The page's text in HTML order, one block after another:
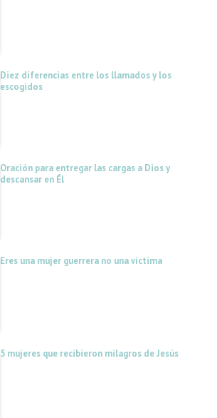
Diez diferencias entre los llamados y los
escogidos
Oración para entregar las cargas a Dios y
descansar en Él
Eres una mujer guerrera no una víctima
5 mujeres que recibieron milagros de Jesús